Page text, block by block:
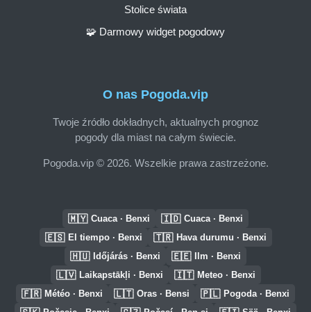
O nas Pogoda.vip
Twoje źródło dokładnych, aktualnych prognoz
pogody dla miast na całym świecie.
Pogoda.vip © 2026. Wszelkie prawa zastrzeżone.
Stolice świata
🧩 Darmowy widget pogodowy
🇲🇾 Cuaca · Benxi 🇮🇩 Cuaca · Benxi
🇪🇸 El tiempo · Benxi 🇹🇷 Hava durumu · Benxi
🇭🇺 Időjárás · Benxi 🇪🇪 Ilm · Benxi
🇱🇻 Laikapstākļi · Benxi 🇮🇹 Meteo · Benxi
🇫🇷 Météo · Benxi 🇱🇹 Oras · Bensi 🇵🇱 Pogoda · Benxi